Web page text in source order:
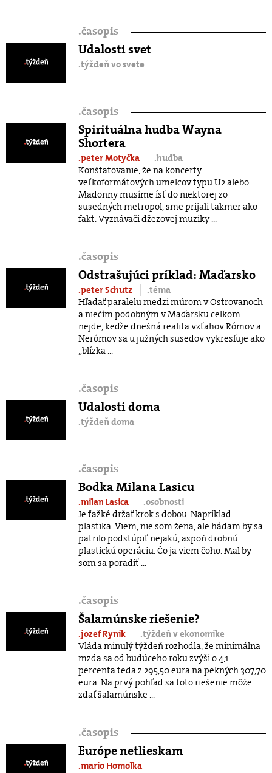
.časopis
Udalosti svet
.týždeň vo svete
.časopis
Spirituálna hudba Wayna
Shortera
.peter Motyčka
.hudba
Konštatovanie, že na koncerty
veľkoformátových umelcov typu U2 alebo
Madonny musíme ísť do niektorej zo
susedných metropol, sme prijali takmer ako
fakt. Vyznávači džezovej muziky ...
.časopis
Odstrašujúci príklad: Maďarsko
.peter Schutz
.téma
Hľadať paralelu medzi múrom v Ostrovanoch
a niečím podobným v Maďarsku celkom
nejde, keďže dnešná realita vzťahov Rómov a
Nerómov sa u južných susedov vykresľuje ako
„blízka ...
.časopis
Udalosti doma
.týždeň doma
.časopis
Bodka Milana Lasicu
.milan Lasica
.osobnosti
Je ťažké držať krok s dobou. Napríklad
plastika. Viem, nie som žena, ale hádam by sa
patrilo podstúpiť nejakú, aspoň drobnú
plastickú operáciu. Čo ja viem čoho. Mal by
som sa poradiť ...
.časopis
Šalamúnske riešenie?
.jozef Ryník
.týždeň v ekonomike
Vláda minulý týždeň rozhodla, že minimálna
mzda sa od budúceho roku zvýši o 4,1
percenta teda z 295,50 eura na pekných 307,70
eura. Na prvý pohľad sa toto riešenie môže
zdať šalamúnske ...
.časopis
Európe netlieskam
.mario Homolka